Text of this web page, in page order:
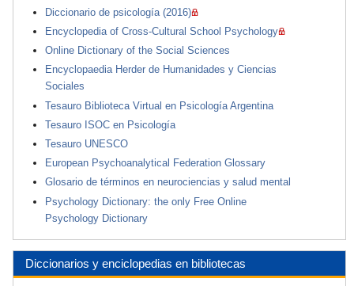
Diccionario de psicología (2016)
Encyclopedia of Cross-Cultural School Psychology
Online Dictionary of the Social Sciences
Encyclopaedia Herder de Humanidades y Ciencias
Sociales
Tesauro Biblioteca Virtual en Psicología Argentina
Tesauro ISOC en Psicología
Tesauro UNESCO
European Psychoanalytical Federation Glossary
Glosario de términos en neurociencias y salud mental
Psychology Dictionary: the only Free Online
Psychology Dictionary
Diccionarios y enciclopedias en bibliotecas